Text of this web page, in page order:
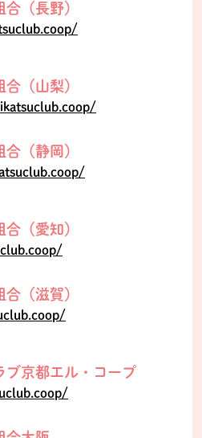
（長野）
（山梨）
（静岡）
（愛知）
（滋賀）
ブ京都エル・コープ